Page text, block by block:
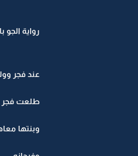
رواية الجو
عند فجر
طلعت
وبنتها